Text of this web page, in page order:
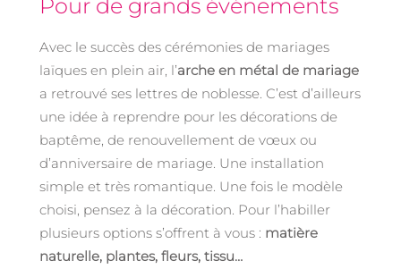
Pour de grands événements
Avec le succès des cérémonies de mariages
laïques en plein air, l’arche en métal de mariage
a retrouvé ses lettres de noblesse. C’est d’ailleurs
une idée à reprendre pour les décorations de
baptême, de renouvellement de vœux ou
d’anniversaire de mariage. Une installation
simple et très romantique. Une fois le modèle
choisi, pensez à la décoration. Pour l’habiller
plusieurs options s’offrent à vous : matière
naturelle, plantes, fleurs, tissu…